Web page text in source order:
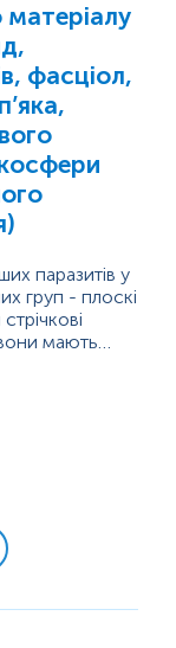
матеріалу
фасціол,
паразитів у
груп - плоскі
мають
час свого
форма.